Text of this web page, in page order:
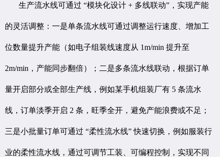
生产流水线可通过 “模块化设计 + 多线联动”，实现产能
的灵活调整：一是单条流水线可通过调整运行速度、增加工
位数量提升产能（如电子组装线速度从 1m/min 提升至
2m/min，产能同步翻倍）；二是多条流水线联动，根据订单
量开启部分或全部生产线，例如某手机组装厂有 5 条流水
线，订单淡季开启 2 条，旺季全开，避免产能浪费或不足；
三是小批量订单可通过 “柔性流水线” 快速切换，例如服装行
业的柔性流水线，通过可调节工装、可编程控制，实现不同